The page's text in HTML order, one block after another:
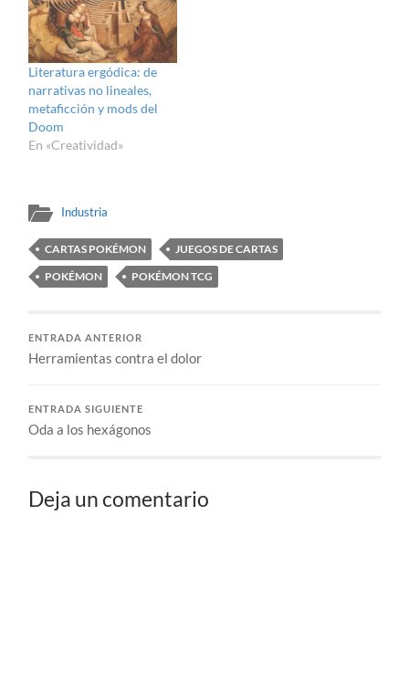
Literatura ergódica: de
narrativas no lineales,
metaficción y mods del
Doom
En «Creatividad»
Industria
CARTAS POKÉMON
JUEGOS DE CARTAS
POKÉMON
POKÉMON TCG
ENTRADA ANTERIOR
Herramientas contra el dolor
ENTRADA SIGUIENTE
Oda a los hexágonos
Deja un comentario